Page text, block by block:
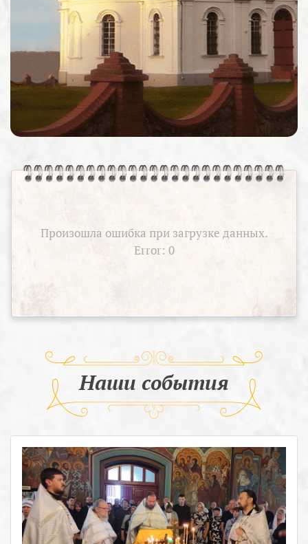
Произошла ошибка при загрузке данных.
Error: 0
Наши события